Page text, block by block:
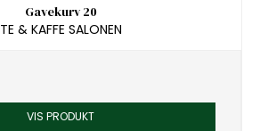
Gavekurv 20
TE & KAFFE SALONEN
VIS PRODUKT